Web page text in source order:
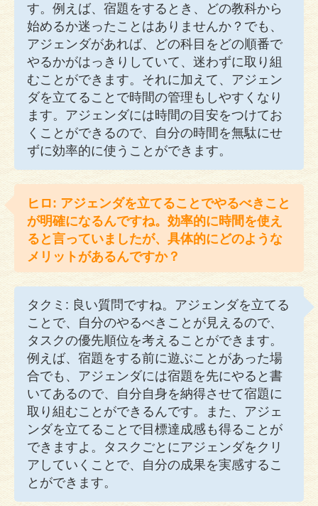
す。例えば、宿題をするとき、どの教科から
始めるか迷ったことはありませんか？でも、
アジェンダがあれば、どの科目をどの順番で
やるかがはっきりしていて、迷わずに取り組
むことができます。それに加えて、アジェン
ダを立てることで時間の管理もしやすくなり
ます。アジェンダには時間の目安をつけてお
くことができるので、自分の時間を無駄にせ
ずに効率的に使うことができます。
ヒロ: アジェンダを立てることでやるべきこと
が明確になるんですね。効率的に時間を使え
ると言っていましたが、具体的にどのような
メリットがあるんですか？
タクミ: 良い質問ですね。アジェンダを立てる
ことで、自分のやるべきことが見えるので、
タスクの優先順位を考えることができます。
例えば、宿題をする前に遊ぶことがあった場
合でも、アジェンダには宿題を先にやると書
いてあるので、自分自身を納得させて宿題に
取り組むことができるんです。また、アジェ
ンダを立てることで目標達成感も得ることが
できますよ。タスクごとにアジェンダをクリ
アしていくことで、自分の成果を実感するこ
とができます。